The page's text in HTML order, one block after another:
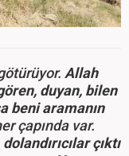
Allah
gören, duyan, bilen
beni aramanın
çapında var.
çıktı